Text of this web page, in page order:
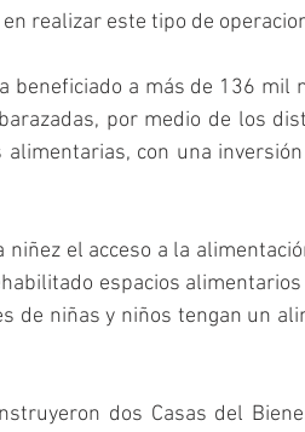
realizar este tipo de
beneficiado a más de 136 mil
por medio de los
alimentarias, con una
el acceso a la
espacios
de niñas y niños tengan un
dos Casas del